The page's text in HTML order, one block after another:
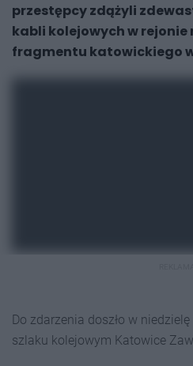
przestępcy zdążyli
kabli kolejowych w
fragmentu katowickiego
Do zdarzenia doszło w
szlaku kolejowym Katowice